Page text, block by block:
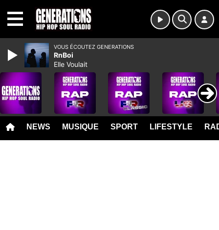
NEWS MUSIQUE SPORT LIFESTYLE
VOUS ÉCOUTEZ GENERATIONS
RnBoi
Elle Voulait